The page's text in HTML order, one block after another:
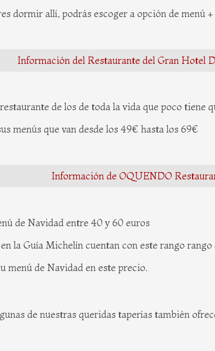
dormir allí, podrás escoger a opción de menú
Información del Restaurante del Gran Hotel
de los de toda la vida que poco tiene
menús que van desde los 49€ hasta los 69€
Información de OQUENDO
de Navidad entre 40 y 60 euros
la Guía Michelín cuentan con este rango
menú de Navidad en este precio.
de nuestras queridas taperías también